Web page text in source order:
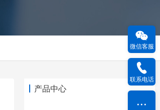
产品中心
微信客服
联系电话